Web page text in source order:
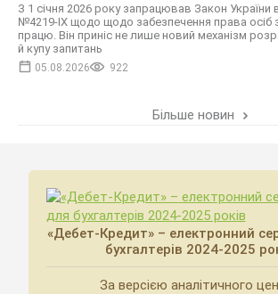
З 1 січня 2026 року запрацював Закон України
№4219-IX щодо щодо забезпечення права осіб з
працю. Він приніс не лише новий механізм
й купу запитань
05.08.2026 922
Більше новин
«Дебет-Кредит» – електронний
бухгалтерів 2024-2025
За версією аналітичного